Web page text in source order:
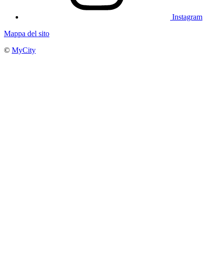
Instagram
Mappa del sito
© MyCity